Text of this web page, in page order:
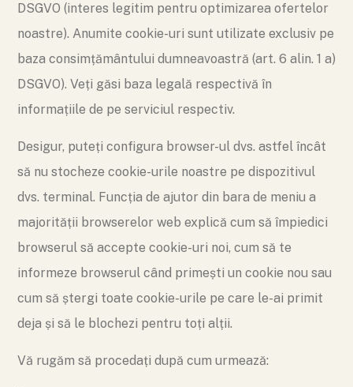
DSGVO (interes legitim pentru optimizarea ofertelor
noastre). Anumite cookie-uri sunt utilizate exclusiv pe
baza consimțământului dumneavoastră (art. 6 alin. 1 a)
DSGVO). Veți găsi baza legală respectivă în
informațiile de pe serviciul respectiv.
Desigur, puteți configura browser-ul dvs. astfel încât
să nu stocheze cookie-urile noastre pe dispozitivul
dvs. terminal. Funcția de ajutor din bara de meniu a
majorității browserelor web explică cum să împiedici
browserul să accepte cookie-uri noi, cum să te
informeze browserul când primești un cookie nou sau
cum să ștergi toate cookie-urile pe care le-ai primit
deja și să le blochezi pentru toți alții.
Vă rugăm să procedați după cum urmează: